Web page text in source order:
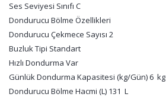
Ses Seviyesi Sınıfı C
Dondurucu Bölme Özellikleri
Dondurucu Çekmece Sayısı 2
Buzluk Tipi Standart
Hızlı Dondurma Var
Günlük Dondurma Kapasitesi (kg/Gün) 6 kg
Dondurucu Bölme Hacmi (L) 131 L